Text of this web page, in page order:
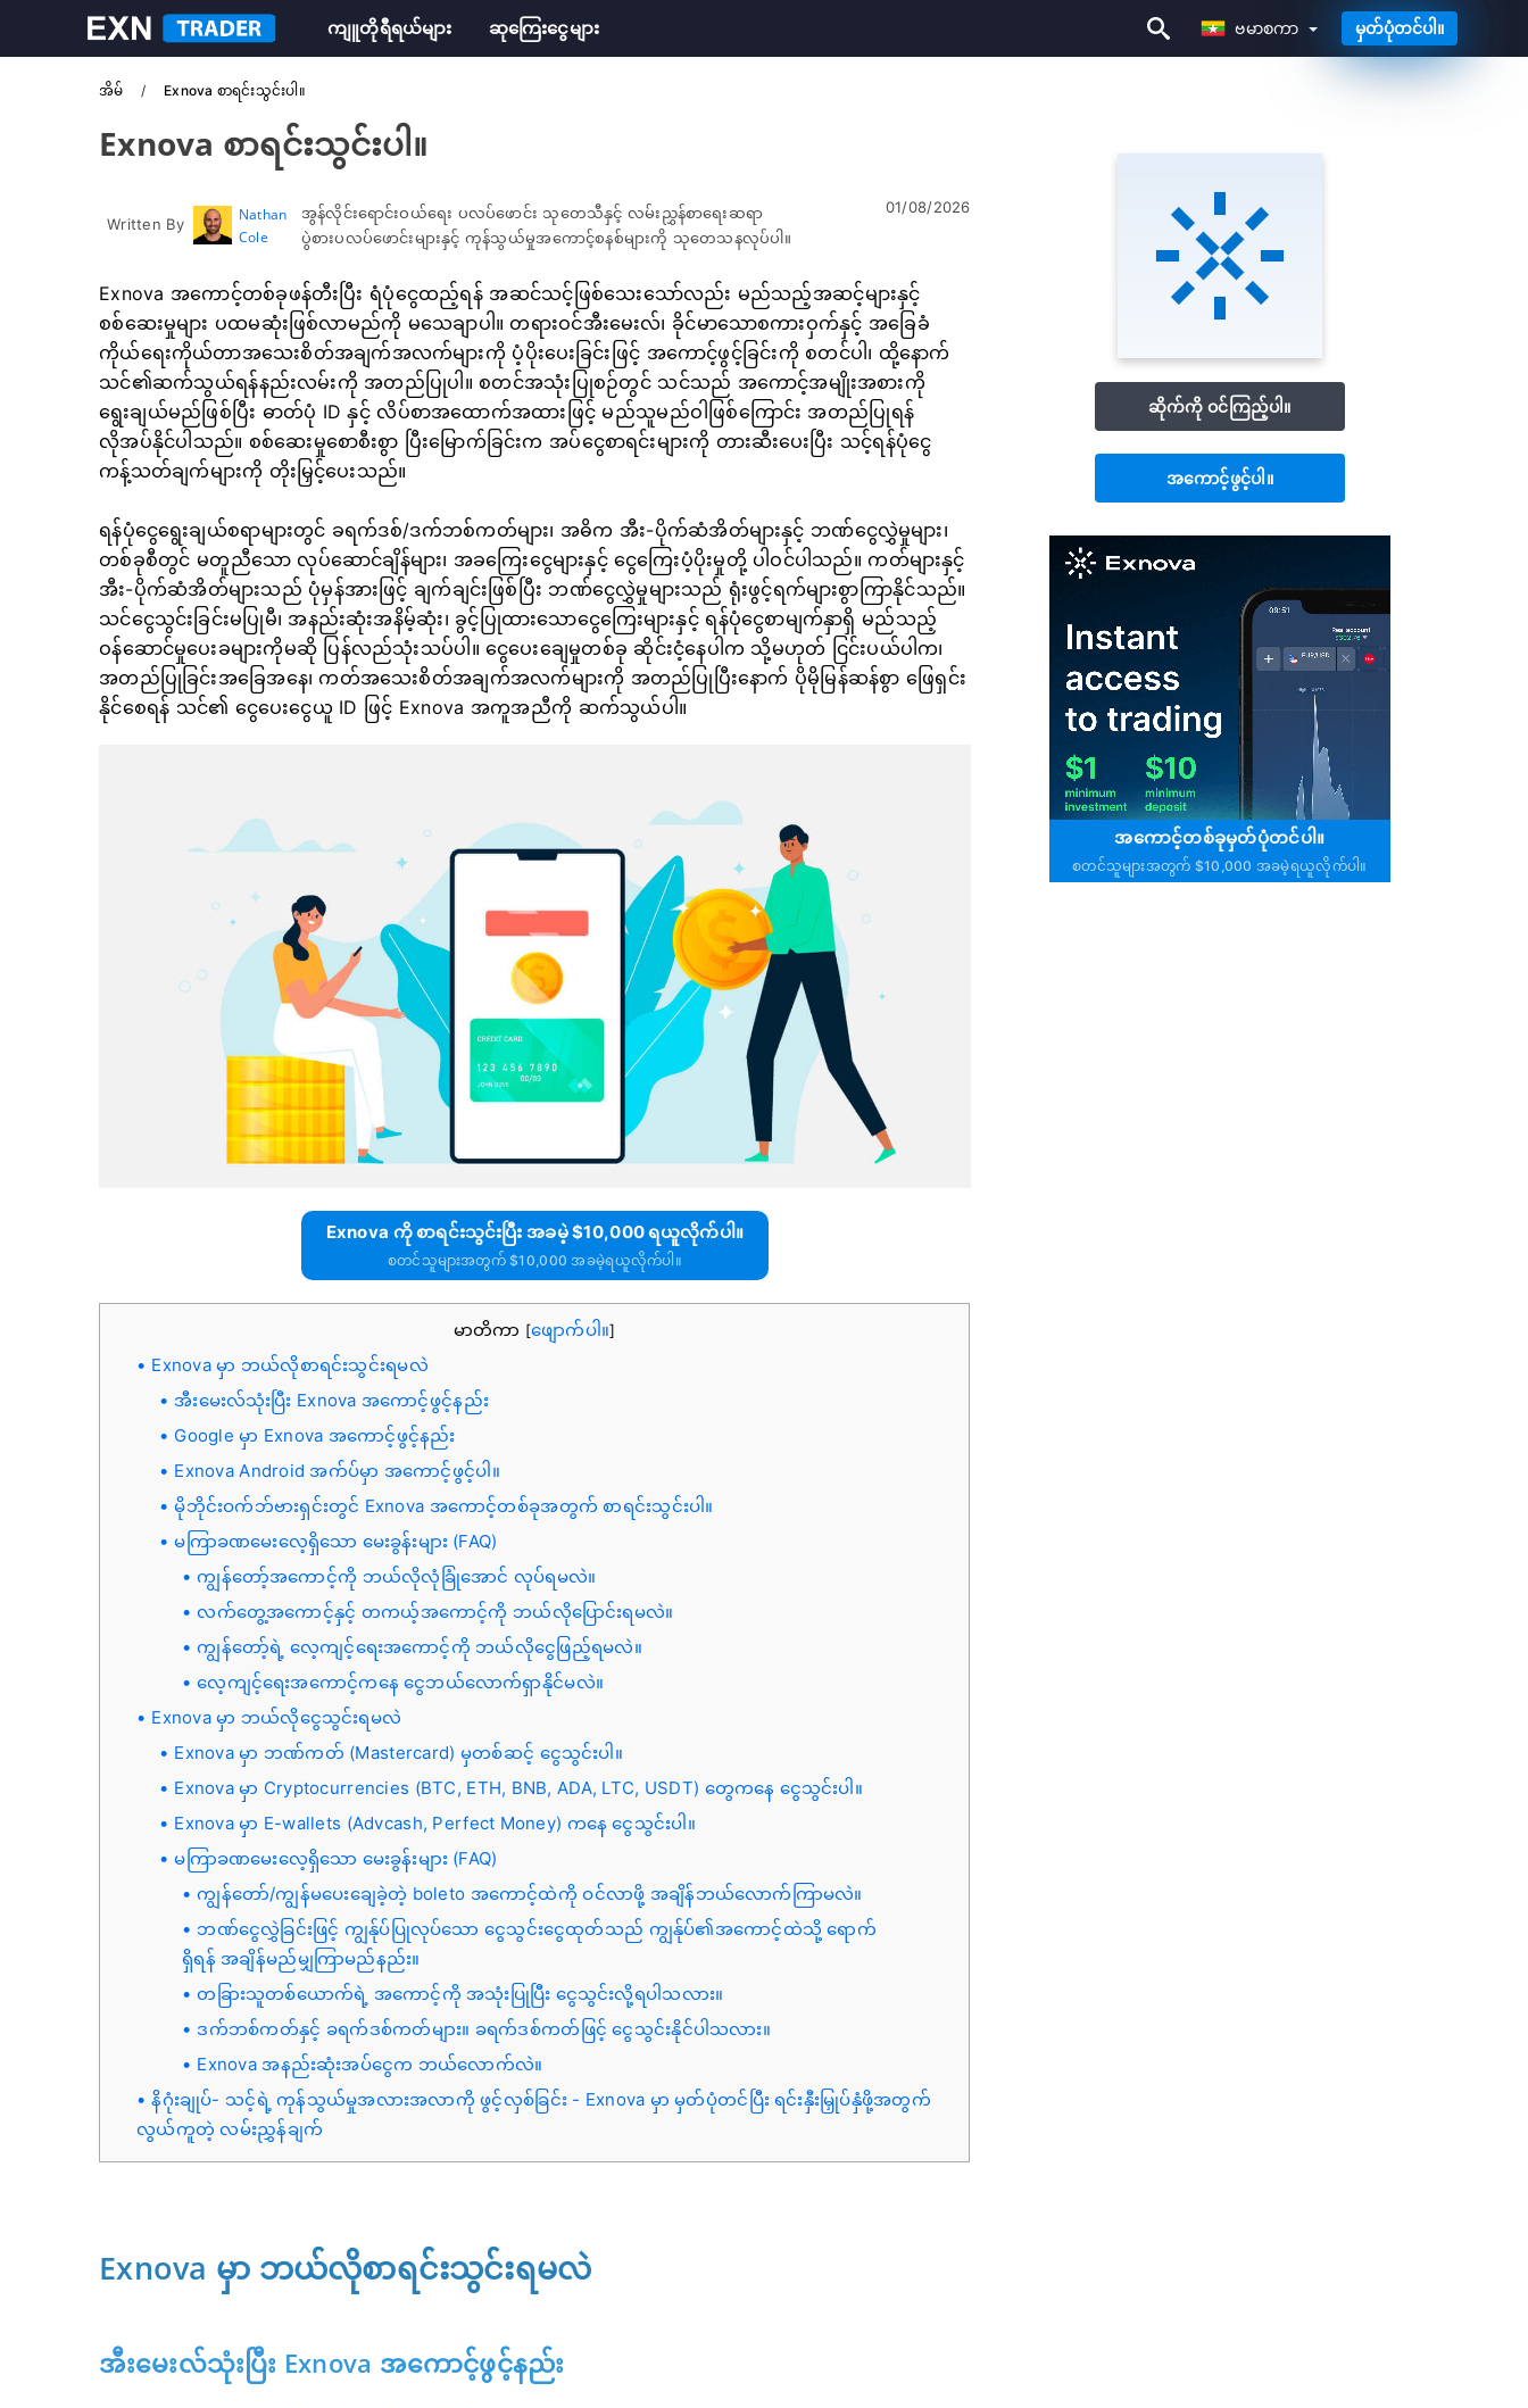
ဗမာစကာ
ကျူတိုရီရယ်များ ဆုကြေးငွေများ ဗမာစကာ မှတ်ပုံတင်ပါ။
အိမ် Exnova စာရင်းသွင်းပါ။
Exnova စာရင်းသွင်းပါ။
Written By
Nathan
Cole
အွန်လိုင်းရောင်းဝယ်ရေး ပလပ်ဖောင်း သုတေသီနှင့် လမ်းညွှန်စာရေးဆရာ
ပွဲစားပလပ်ဖောင်းများနှင့် ကုန်သွယ်မှုအကောင့်စနစ်များကို သုတေသနလုပ်ပါ။
01/08/2026
Exnova အကောင့်တစ်ခုဖန်တီးပြီး ရံပုံငွေထည့်ရန် အဆင်သင့်ဖြစ်သေးသော်လည်း မည်သည့်အဆင့်များနှင့်
စစ်ဆေးမှုများ ပထမဆုံးဖြစ်လာမည်ကို မသေချာပါ။ တရားဝင်အီးမေးလ်၊ ခိုင်မာသောစကားဝှက်နှင့် အခြေခံ
ကိုယ်ရေးကိုယ်တာအသေးစိတ်အချက်အလက်များကို ပံ့ပိုးပေးခြင်းဖြင့် အကောင့်ဖွင့်ခြင်းကို စတင်ပါ၊ ထို့နောက်
သင်၏ဆက်သွယ်ရန်နည်းလမ်းကို အတည်ပြုပါ။ စတင်အသုံးပြုစဉ်တွင် သင်သည် အကောင့်အမျိုးအစားကို
ရွေးချယ်မည်ဖြစ်ပြီး ဓာတ်ပုံ ID နှင့် လိပ်စာအထောက်အထားဖြင့် မည်သူမည်ဝါဖြစ်ကြောင်း အတည်ပြုရန်
လိုအပ်နိုင်ပါသည်။ စစ်ဆေးမှုစောစီးစွာ ပြီးမြောက်ခြင်းက အပ်ငွေစာရင်းများကို တားဆီးပေးပြီး သင့်ရန်ပုံငွေ
ကန့်သတ်ချက်များကို တိုးမြှင့်ပေးသည်။
ရန်ပုံငွေရွေးချယ်စရာများတွင် ခရက်ဒစ်/ဒက်ဘစ်ကတ်များ၊ အဓိက အီး-ပိုက်ဆံအိတ်များနှင့် ဘဏ်ငွေလွှဲမှုများ၊
တစ်ခုစီတွင် မတူညီသော လုပ်ဆောင်ချိန်များ၊ အခကြေးငွေများနှင့် ငွေကြေးပံ့ပိုးမှုတို့ ပါဝင်ပါသည်။ ကတ်များနှင့်
အီး-ပိုက်ဆံအိတ်များသည် ပုံမှန်အားဖြင့် ချက်ချင်းဖြစ်ပြီး ဘဏ်ငွေလွှဲမှုများသည် ရုံးဖွင့်ရက်များစွာကြာနိုင်သည်။
သင်ငွေသွင်းခြင်းမပြုမီ၊ အနည်းဆုံးအနိမ့်ဆုံး၊ ခွင့်ပြုထားသောငွေကြေးများနှင့် ရန်ပုံငွေစာမျက်နှာရှိ မည်သည့်
ဝန်ဆောင်မှုပေးခများကိုမဆို ပြန်လည်သုံးသပ်ပါ။ ငွေပေးချေမှုတစ်ခု ဆိုင်းငံ့နေပါက သို့မဟုတ် ငြင်းပယ်ပါက၊
အတည်ပြုခြင်းအခြေအနေ၊ ကတ်အသေးစိတ်အချက်အလက်များကို အတည်ပြုပြီးနောက် ပိုမိုမြန်ဆန်စွာ ဖြေရှင်း
နိုင်စေရန် သင်၏ ငွေပေးငွေယူ ID ဖြင့် Exnova အကူအညီကို ဆက်သွယ်ပါ။
Exnova ကို စာရင်းသွင်းပြီး အခမဲ့ $10,000 ရယူလိုက်ပါ။
စတင်သူများအတွက် $10,000 အခမဲ့ရယူလိုက်ပါ။
မာတိကာ [ဖျောက်ပါ။]
Exnova မှာ ဘယ်လိုစာရင်းသွင်းရမလဲ
အီးမေးလ်သုံးပြီး Exnova အကောင့်ဖွင့်နည်း
Google မှာ Exnova အကောင့်ဖွင့်နည်း
Exnova Android အက်ပ်မှာ အကောင့်ဖွင့်ပါ။
မိုဘိုင်းဝက်ဘ်ဗားရှင်းတွင် Exnova အကောင့်တစ်ခုအတွက် စာရင်းသွင်းပါ။
မကြာခဏမေးလေ့ရှိသော မေးခွန်းများ (FAQ)
ကျွန်တော့်အကောင့်ကို ဘယ်လိုလုံခြုံအောင် လုပ်ရမလဲ။
လက်တွေ့အကောင့်နှင့် တကယ့်အကောင့်ကို ဘယ်လိုပြောင်းရမလဲ။
ကျွန်တော့်ရဲ့ လေ့ကျင့်ရေးအကောင့်ကို ဘယ်လိုငွေဖြည့်ရမလဲ။
လေ့ကျင့်ရေးအကောင့်ကနေ ငွေဘယ်လောက်ရှာနိုင်မလဲ။
Exnova မှာ ဘယ်လိုငွေသွင်းရမလဲ
Exnova မှာ ဘဏ်ကတ် (Mastercard) မှတစ်ဆင့် ငွေသွင်းပါ။
Exnova မှာ Cryptocurrencies (BTC, ETH, BNB, ADA, LTC, USDT) တွေကနေ ငွေသွင်းပါ။
Exnova မှာ E-wallets (Advcash, Perfect Money) ကနေ ငွေသွင်းပါ။
မကြာခဏမေးလေ့ရှိသော မေးခွန်းများ (FAQ)
ကျွန်တော်/ကျွန်မပေးချေခဲ့တဲ့ boleto အကောင့်ထဲကို ဝင်လာဖို့ အချိန်ဘယ်လောက်ကြာမလဲ။
ဘဏ်ငွေလွှဲခြင်းဖြင့် ကျွန်ုပ်ပြုလုပ်သော ငွေသွင်းငွေထုတ်သည် ကျွန်ုပ်၏အကောင့်ထဲသို့ ရောက်
ရှိရန် အချိန်မည်မျှကြာမည်နည်း။
တခြားသူတစ်ယောက်ရဲ့ အကောင့်ကို အသုံးပြုပြီး ငွေသွင်းလို့ရပါသလား။
ဒက်ဘစ်ကတ်နှင့် ခရက်ဒစ်ကတ်များ။ ခရက်ဒစ်ကတ်ဖြင့် ငွေသွင်းနိုင်ပါသလား။
Exnova အနည်းဆုံးအပ်ငွေက ဘယ်လောက်လဲ။
နိဂုံးချုပ်- သင့်ရဲ့ ကုန်သွယ်မှုအလားအလာကို ဖွင့်လှစ်ခြင်း - Exnova မှာ မှတ်ပုံတင်ပြီး ရင်းနှီးမြှုပ်နှံဖို့အတွက်
လွယ်ကူတဲ့ လမ်းညွှန်ချက်
Exnova မှာ ဘယ်လိုစာရင်းသွင်းရမလဲ
အီးမေးလ်သုံးပြီး Exnova အကောင့်ဖွင့်နည်း
ဆိုက်ကို ဝင်ကြည့်ပါ။
အကောင့်ဖွင့်ပါ။
အကောင့်တစ်ခုမှတ်ပုံတင်ပါ။
စတင်သူများအတွက် $10,000 အခမဲ့ရယူလိုက်ပါ။